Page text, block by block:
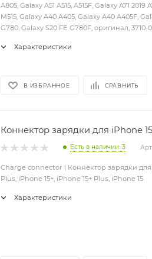
A805, Galaxy A51 A515, A515F, Galaxy A71 2019
M515, Galaxy A40 A405, Galaxy A40 A405F,
G780, Galaxy S20 FE G780F, оригинал, 3710-
Характеристики
В ИЗБРАННОЕ СРАВНИТЬ
Коннектор зарядки для iPhone
Есть в наличии: 3
Charge connector | Коннектор зарядки
Plus, iPhone 15+, iPhone 15+ Plus, iPhone 15
Характеристики